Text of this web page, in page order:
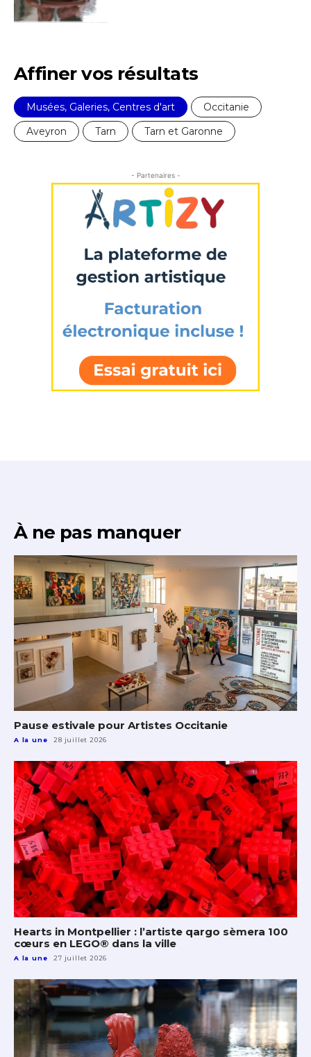
* Champ obligatoire
Statut / Organisation
J'accepte lestermes et conditions
* Champ obligatoire
Affiner vos résultats
Musées, Galeries, Centres d'art
Occitanie
Aveyron
Tarn Tarn et Garonne
- Partenaires -
À ne pas manquer
Pause estivale pour Artistes Occitanie
A la une 28 juillet 2026
Hearts in Montpellier : l’artiste qargo sèmera 100
cœurs en LEGO® dans la ville
A la une 27 juillet 2026